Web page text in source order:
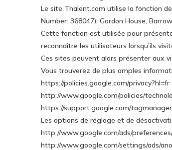
Le site Thalent.com utilise la fonction
Number: 368047), Gordon House,
Cette fonction est utilisée pour
reconnaître les utilisateurs lorsqu’ils
Ces sites peuvent alors présenter aux
Vous trouverez de plus amples
https://policies.google.com/privacy?hl=fr
http://www.google.com/policies/
https://support.google.com/
Les options de réglage et de
http://www.google.com/ads/
http://www.google.com/settings/ads/